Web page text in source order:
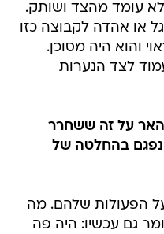
עומד מהצד ושותק.
או אהדה לקבוצה כזו
והוא היה מסוכן.
לצד הנערות
על זה ששחרר
בהחלטה של
הפעולות שלהם. מה
גם עכשיו: היה פה